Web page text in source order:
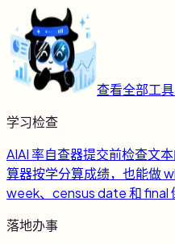
查看全部工具
学习检查
AIAI 率自查器提交前检查文
算器按学分算成绩，也能做
week、census date 和 final
落地办事